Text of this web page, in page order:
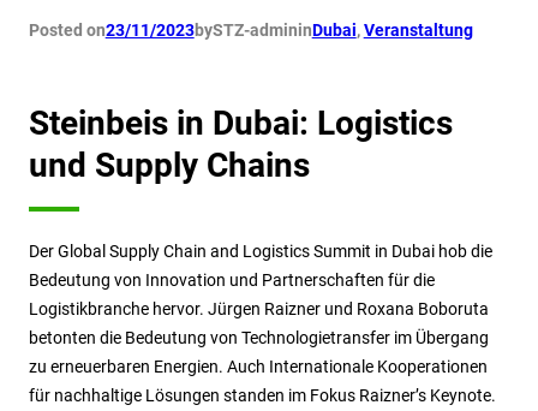
Posted on23/11/2023bySTZ-admininDubai, Veranstaltung
Steinbeis in Dubai: Logistics
und Supply Chains
Der Global Supply Chain and Logistics Summit in Dubai hob die
Bedeutung von Innovation und Partnerschaften für die
Logistikbranche hervor. Jürgen Raizner und Roxana Boboruta
betonten die Bedeutung von Technologietransfer im Übergang
zu erneuerbaren Energien. Auch Internationale Kooperationen
für nachhaltige Lösungen standen im Fokus Raizner’s Keynote.